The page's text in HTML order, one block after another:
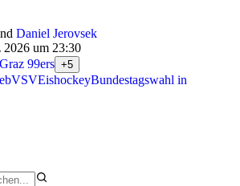
Daniel Jerovsek
2026 um 23:30
Graz 99ers +5
VSVEishockeyBundestagswahl in